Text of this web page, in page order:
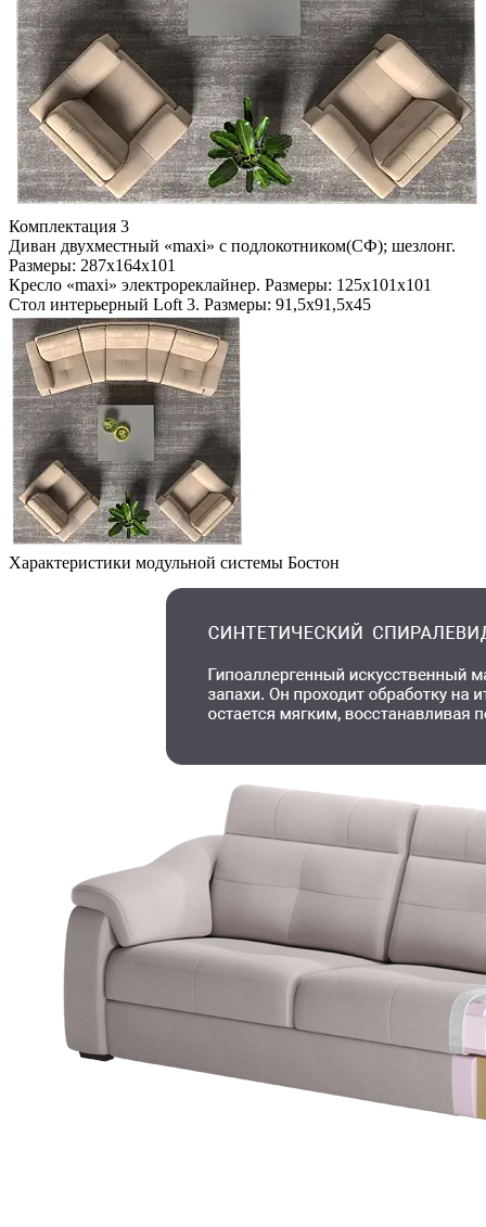
Комплектация 3
Диван двухместный «maxi» с подлокотником(СФ); шезлонг.
Размеры: 287х164х101
Кресло «maxi» электрореклайнер. Размеры: 125х101х101
Стол интерьерный Loft 3. Размеры: 91,5х91,5х45
Характеристики модульной системы Бостон